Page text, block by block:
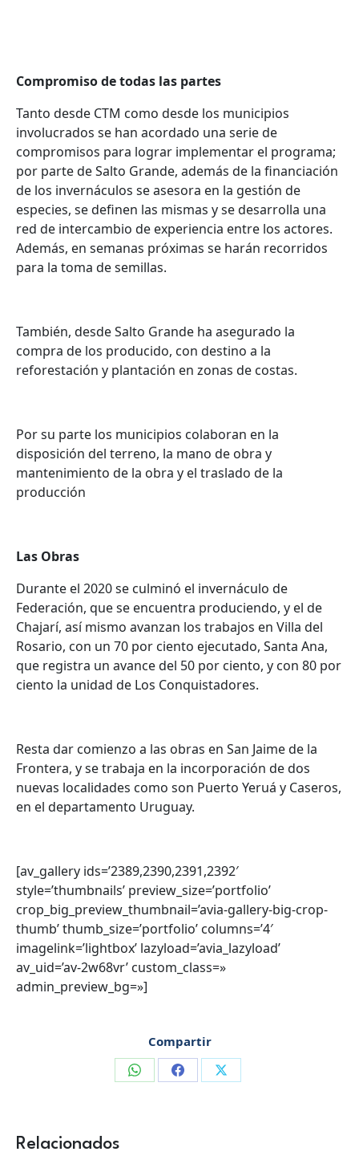
Compromiso de todas las partes
Tanto desde CTM como desde los municipios
involucrados se han acordado una serie de
compromisos para lograr implementar el programa;
por parte de Salto Grande, además de la financiación
de los invernáculos se asesora en la gestión de
especies, se definen las mismas y se desarrolla una
red de intercambio de experiencia entre los actores.
Además, en semanas próximas se harán recorridos
para la toma de semillas.
También, desde Salto Grande ha asegurado la
compra de los producido, con destino a la
reforestación y plantación en zonas de costas.
Por su parte los municipios colaboran en la
disposición del terreno, la mano de obra y
mantenimiento de la obra y el traslado de la
producción
Las Obras
Durante el 2020 se culminó el invernáculo de
Federación, que se encuentra produciendo, y el de
Chajarí, así mismo avanzan los trabajos en Villa del
Rosario, con un 70 por ciento ejecutado, Santa Ana,
que registra un avance del 50 por ciento, y con 80 por
ciento la unidad de Los Conquistadores.
Resta dar comienzo a las obras en San Jaime de la
Frontera, y se trabaja en la incorporación de dos
nuevas localidades como son Puerto Yeruá y Caseros,
en el departamento Uruguay.
[av_gallery ids=’2389,2390,2391,2392′
style=’thumbnails’ preview_size=’portfolio’
crop_big_preview_thumbnail=’avia-gallery-big-crop-
thumb’ thumb_size=’portfolio’ columns=’4′
imagelink=’lightbox’ lazyload=’avia_lazyload’
av_uid=’av-2w68vr’ custom_class=»
admin_preview_bg=»]
Compartir
CompartirCompartirCompartir
Relacionados